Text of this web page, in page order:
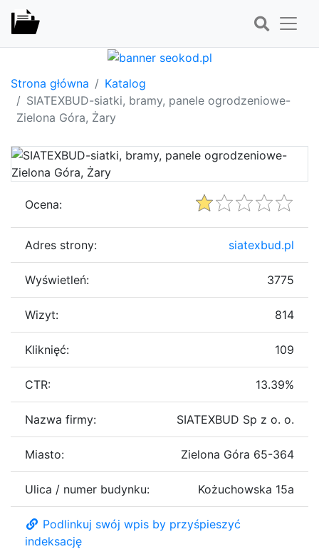
Strona główna
Katalog
SIATEXBUD-siatki, bramy, panele ogrodzeniowe-
Zielona Góra, Żary
Ocena:
Adres strony: siatexbud.pl
Wyświetleń: 3775
Wizyt: 814
Kliknięć: 109
CTR: 13.39%
Nazwa firmy: SIATEXBUD Sp z o. o.
Miasto: Zielona Góra 65-364
Ulica / numer budynku: Kożuchowska 15a
Podlinkuj swój wpis by przyśpieszyć
indeksację